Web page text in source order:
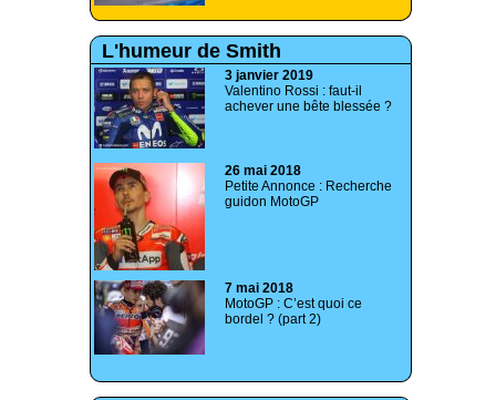
L'humeur de Smith
3 janvier 2019
Valentino Rossi : faut-il
achever une bête blessée ?
26 mai 2018
Petite Annonce : Recherche
guidon MotoGP
7 mai 2018
MotoGP : C’est quoi ce
bordel ? (part 2)